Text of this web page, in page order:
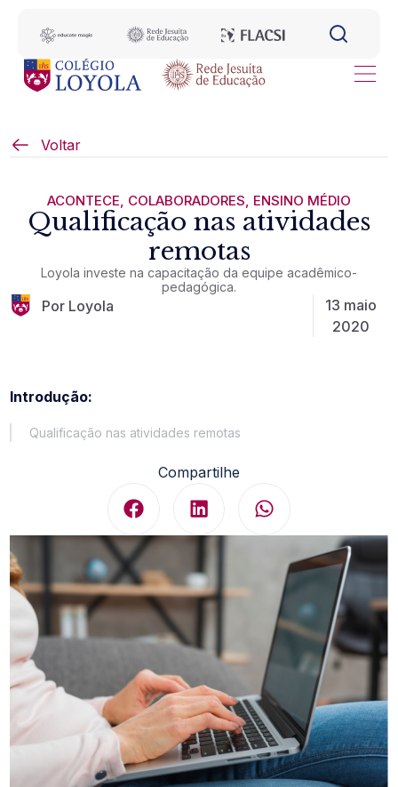
Voltar
ACONTECE, COLABORADORES, ENSINO MÉDIO
Qualificação nas atividades
remotas
Loyola investe na capacitação da equipe acadêmico-
pedagógica.
Por Loyola
13 maio
2020
Introdução:
Qualificação nas atividades remotas
Compartilhe